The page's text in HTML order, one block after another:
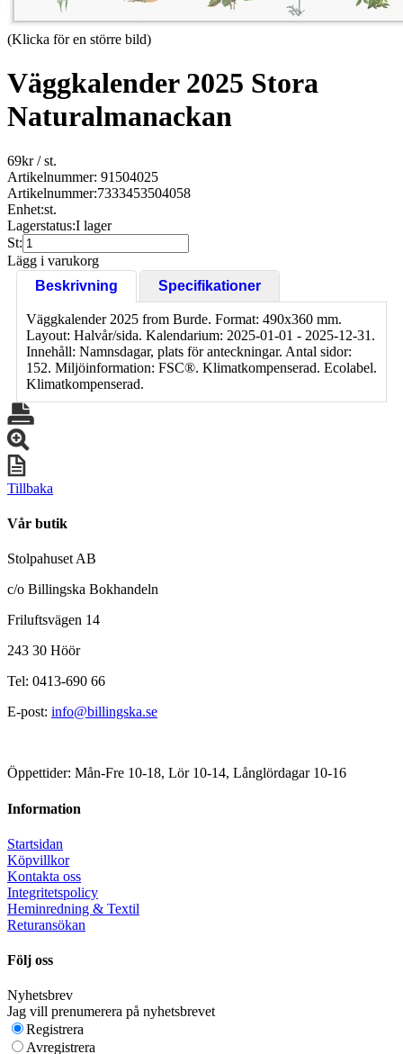
(Klicka för en större bild)
Väggkalender 2025 Stora
Naturalmanackan
69kr/ st.
Artikelnummer: 91504025
Artikelnummer:7333453504058
Enhet:st.
Lagerstatus:I lager
St:
Lägg i varukorg
Beskrivning
Specifikationer
Väggkalender 2025 from Burde. Format: 490x360 mm.
Layout: Halvår/sida. Kalendarium: 2025-01-01 - 2025-12-31.
Innehåll: Namnsdagar, plats för anteckningar. Antal sidor:
152. Miljöinformation: FSC®. Klimatkompenserad. Ecolabel.
Klimatkompenserad.
Tillbaka
Vår butik
Stolpahuset AB
c/o Billingska Bokhandeln
Friluftsvägen 14
243 30 Höör
Tel: 0413-690 66
E-post: info@billingska.se
Öppettider: Mån-Fre 10-18, Lör 10-14, Långlördagar 10-16
Information
Startsidan
Köpvillkor
Kontakta oss
Integritetspolicy
Heminredning & Textil
Returansökan
Följ oss
Nyhetsbrev
Jag vill prenumerera på nyhetsbrevet
Registrera
Avregistrera